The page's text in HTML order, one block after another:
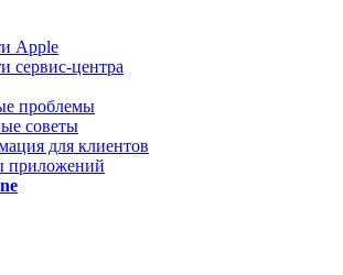
Apple
сервис-центра
проблемы
советы
для клиентов
приложений